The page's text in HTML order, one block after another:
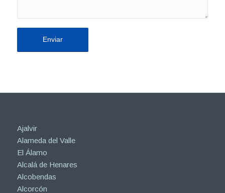
Ajalvir
Alameda del Valle
El Álamo
Alcalá de Henares
Alcobendas
Alcorcón